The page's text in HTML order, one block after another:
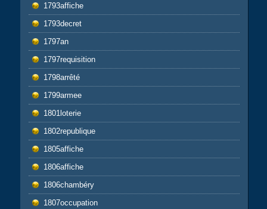
1793affiche
1793decret
1797an
1797requisition
1798arrêté
1799armee
1801loterie
1802republique
1805affiche
1806affiche
1806chambéry
1807occupation